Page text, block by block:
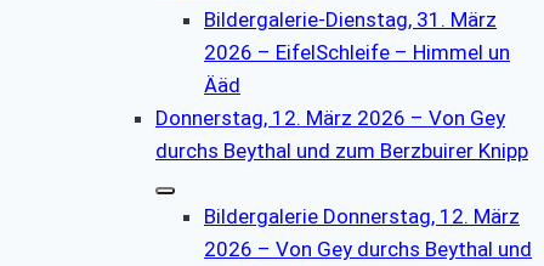
Bildergalerie-Dienstag, 31. März
2026 – EifelSchleife – Himmel un
Ääd
Donnerstag, 12. März 2026 – Von Gey
durchs Beythal und zum Berzbuirer Knipp
Bildergalerie Donnerstag, 12. März
2026 – Von Gey durchs Beythal und